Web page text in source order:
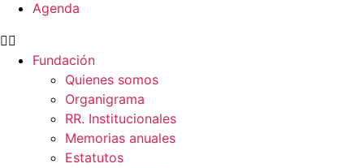
Agenda
Fundación
Quienes somos
Organigrama
RR. Institucionales
Memorias anuales
Estatutos